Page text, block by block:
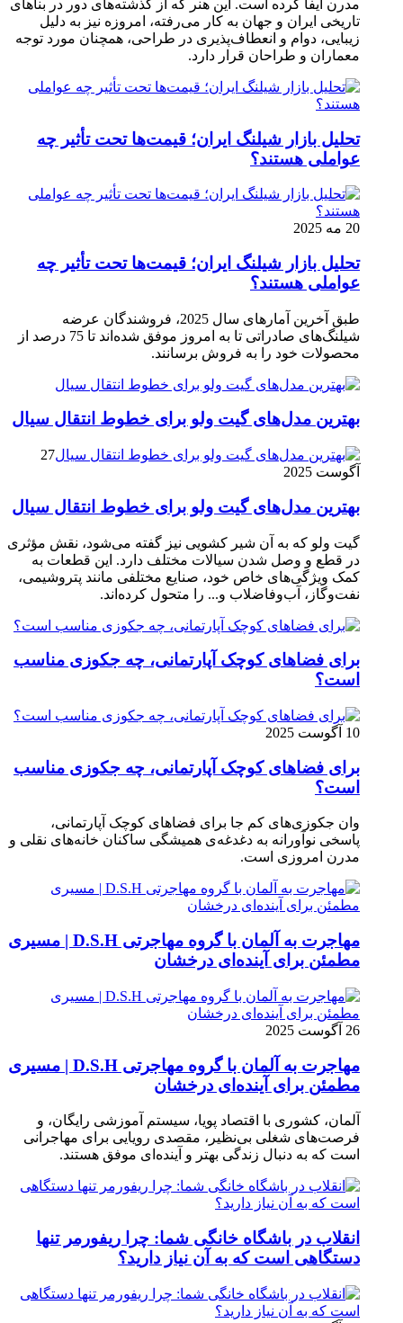
مدرن ایفا کرده است. این هنر که از گذشته‌های دور در بناهای
تاریخی ایران و جهان به کار می‌رفته، امروزه نیز به دلیل
زیبایی، دوام و انعطاف‌پذیری در طراحی، همچنان مورد توجه
معماران و طراحان قرار دارد.
تحلیل بازار شیلنگ ایران؛ قیمت‌ها تحت تأثیر چه
عواملی هستند؟
20 مه 2025
تحلیل بازار شیلنگ ایران؛ قیمت‌ها تحت تأثیر چه
عواملی هستند؟
طبق آخرین آمارهای سال 2025، فروشندگان عرضه
شیلنگ‌های صادراتی تا به امروز موفق شده‌اند تا 75 درصد از
محصولات خود را به فروش برسانند.
بهترین مدل‌های گیت ولو برای خطوط انتقال سیال
27
آگوست 2025
بهترین مدل‌های گیت ولو برای خطوط انتقال سیال
گیت ولو که به آن شیر کشویی نیز گفته می‌شود، نقش مؤثری
در قطع و وصل شدن سیالات مختلف دارد. این قطعات به
کمک ویژگی‌های خاص خود، صنایع مختلفی مانند پتروشیمی،
نفت‌وگاز، آب‌وفاضلاب و... را متحول کرده‌اند.
برای فضاهای کوچک آپارتمانی، چه جکوزی مناسب
است؟
10 آگوست 2025
برای فضاهای کوچک آپارتمانی، چه جکوزی مناسب
است؟
وان جکوزی‌های کم‌ جا برای فضاهای کوچک آپارتمانی،
پاسخی نوآورانه به دغدغه‌ی همیشگی ساکنان خانه‌های نقلی و
مدرن امروزی ا‌ست.
مهاجرت به آلمان با گروه مهاجرتی D.S.H | مسیری
مطمئن برای آینده‌ای درخشان
26 آگوست 2025
مهاجرت به آلمان با گروه مهاجرتی D.S.H | مسیری
مطمئن برای آینده‌ای درخشان
آلمان، کشوری با اقتصاد پویا، سیستم آموزشی رایگان، و
فرصت‌های شغلی بی‌نظیر، مقصدی رویایی برای مهاجرانی
است که به دنبال زندگی بهتر و آینده‌ای موفق هستند.
انقلاب در باشگاه خانگی شما: چرا ریفورمر تنها
دستگاهی است که به آن نیاز دارید؟